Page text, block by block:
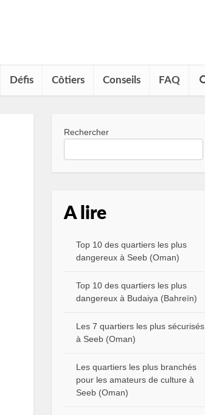
Défis Côtiers Conseils FAQ
Rechercher
A lire
Top 10 des quartiers les plus
dangereux à Seeb (Oman)
Top 10 des quartiers les plus
dangereux à Budaiya (Bahreïn)
Les 7 quartiers les plus sécurisés
à Seeb (Oman)
Les quartiers les plus branchés
pour les amateurs de culture à
Seeb (Oman)